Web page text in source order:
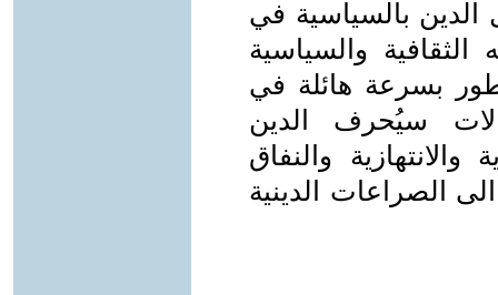
بالسياسية في
الثقافية والسياسية
بسرعة هائلة في
سيُحرف الدين
والنفاق
الصراعات الدينية